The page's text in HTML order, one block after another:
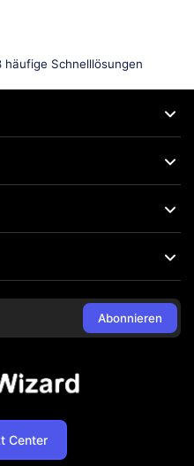
Schnelllösungen
Center
Abonnieren